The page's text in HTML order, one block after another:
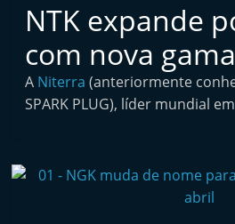
r
n
l
d
NTK expande
com nova
A Niterra (anteriormente
SPARK PLUG), líder mundial